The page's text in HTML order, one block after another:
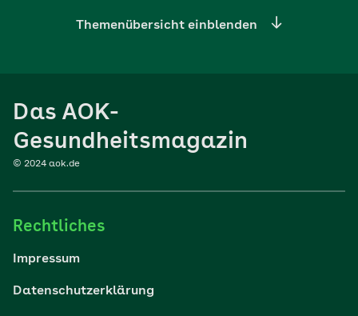
Themenübersicht einblenden
Sport
Reisen
Wohlbefinden
Das AOK-
Gesundheitsmagazin
© 2024 aok.de
Rechtliches
Impressum
Datenschutzerklärung